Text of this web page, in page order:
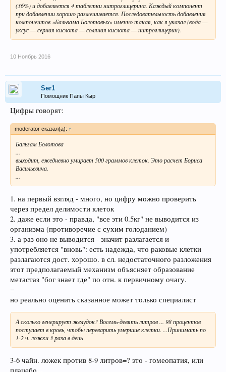
(36%) и добавляется 4 таблетки нитроглицерина. Каждый компонент
при добавлении хорошо размешивается. Последовательность добавления
компонентов «Бальзама Болотовых» именно такая, как я указал (вода —
уксус — серная кислота — соляная кислота — нитроглицерин).
10 Ноябрь 2016
Ser1
Помощник Папы Кыр
Цифры говорят:
moderator сказал(а): ↑
Бальзам Болотова
...
выходит, ежедневно умирает 500 граммов клеток. Это расчет Бориса
Васильевича.
...
1. на первый взгляд - много, но цифру можно проверить
через предел делимости клеток
2. даже если это - правда, "все эти 0.5кг" не выводится из
организма (противоречие с сухим голоданием)
3. а раз оно не выводится - значит разлагается и
употребляется "вновь": есть надежда, что раковые клетки
разлагаются дост. хорошо. в сл. недостаточного разложения
этот предполагаемый механизм объясняет образование
метастаз "бог знает где" по отн. к первичному очагу.
=
но реально оценить сказанное может только специалист
А сколько генерирует желудок? Восемь-девять литров ... 98 процентов
поступает в кровь, чтобы переварить умершие клетки. ...Принимать по
1-2 ч. ложки 3 раза в день
3-6 чайн. ложек против 8-9 литров=? это - гомеопатия, или